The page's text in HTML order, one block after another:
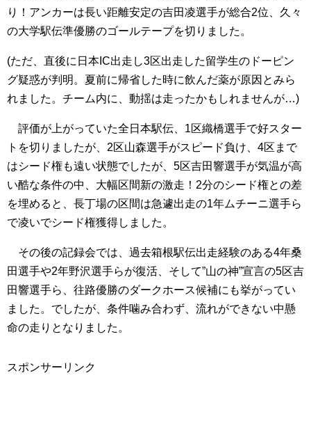
り！アンカーは長い距離安定の吉田凌選手が総合2位、久々
の大学駅伝準優勝のゴールテープを切りました。
(ただ、直後に日本IC出走し3区出走した留学生のドーピン
グ疑惑が判明。夏前に帰省した時に飲んだ薬が原因とみら
れました。チーム内に、動揺は走ったかもしれませんが…)
評価が上がっていた全日本駅伝、1区織橋選手で好スター
トを切りましたが、2区山森選手がスピード負け、4区まで
はシード権も遠い状態でしたが、5区吉田響選手が気温が高
い酷な条件の中、大幅区間新の激走！2分のシード権との差
を埋めると、長丁場の区間は急遽出走の1年ムチーニ選手ら
で凌いでシード権獲得しました。
その後の記録会では、過去箱根駅伝出走経験のある4年桑
田選手や2年野沢選手らが復活、そして”山の神”宣言の5区吉
田響選手ら、往路優勝のダークホース候補にも挙がってい
ました。でしたが、条件噛み合わず、流れができない中懸
命の走りとなりました。
スポンサーリンク